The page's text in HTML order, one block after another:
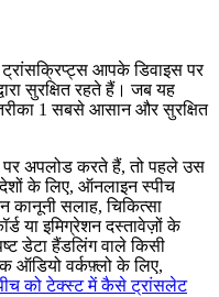
आपके डिवाइस पर
सुरक्षित रहते हैं। जब यह
1 सबसे आसान और सुरक्षित
अपलोड करते हैं, तो पहले उस
के लिए, ऑनलाइन स्पीच
सलाह, चिकित्सा
या इमिग्रेशन दस्तावेज़ों के
डेटा हैंडलिंग वाले किसी
ऑडियो वर्कफ़्लो के लिए,
को टेक्स्ट में कैसे ट्रांसलेट